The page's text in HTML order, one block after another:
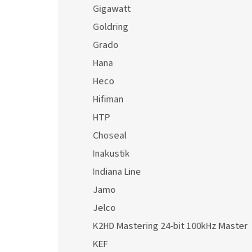
Gigawatt
Goldring
Grado
Hana
Heco
Hifiman
HTP
Choseal
Inakustik
Indiana Line
Jamo
Jelco
K2HD Mastering 24-bit 100kHz Master
KEF